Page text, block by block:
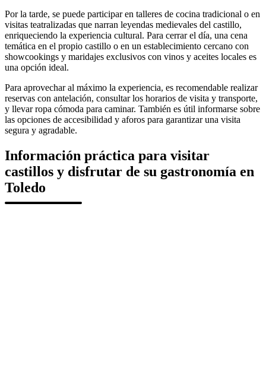
Por la tarde, se puede participar en talleres de cocina tradicional o en
visitas teatralizadas que narran leyendas medievales del castillo,
enriqueciendo la experiencia cultural. Para cerrar el día, una cena
temática en el propio castillo o en un establecimiento cercano con
showcookings y maridajes exclusivos con vinos y aceites locales es
una opción ideal.
Para aprovechar al máximo la experiencia, es recomendable realizar
reservas con antelación, consultar los horarios de visita y transporte,
y llevar ropa cómoda para caminar. También es útil informarse sobre
las opciones de accesibilidad y aforos para garantizar una visita
segura y agradable.
Información práctica para visitar
castillos y disfrutar de su gastronomía en
Toledo